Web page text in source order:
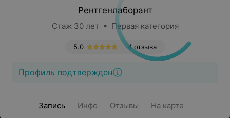
Рентгенлаборант
Стаж 30 лет • Первая категория
4 отзыва
5.0
Профиль подтвержден
Запись Инфо Отзывы На карте